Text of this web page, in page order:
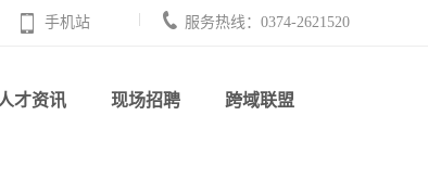
手机站 服务热线：0374-2621520
人才资讯 现场招聘 跨域联盟